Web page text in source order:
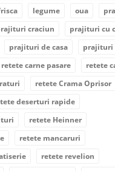
legume oua
craciun
prajituri cu
prajituri de casa
prajituri
retete carne pasare
retete
retete Crama Oprisor
deserturi rapide
retete Heinner
retete mancaruri
retete revelion